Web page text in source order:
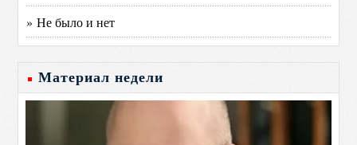
» Не было и нет
Материал недели